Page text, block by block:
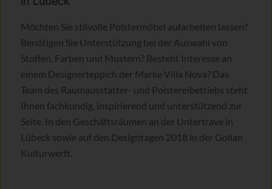
Möchten Sie stilvolle Polstermöbel aufarbeiten lassen?
Benötigen Sie Unterstützung bei der Auswahl von
Stoffen, Farben und Mustern? Besteht Interesse an
einem Designerteppich der Marke Villa Nova? Das
Team des Raumausstatter- und Polstereibetriebs steht
Ihnen fachkundig, inspirierend und unterstützend zur
Seite. In den Geschäftsräumen an der Untertrave in
Lübeck sowie auf den Designtagen 2018 in der Gollan
Kulturwerft.